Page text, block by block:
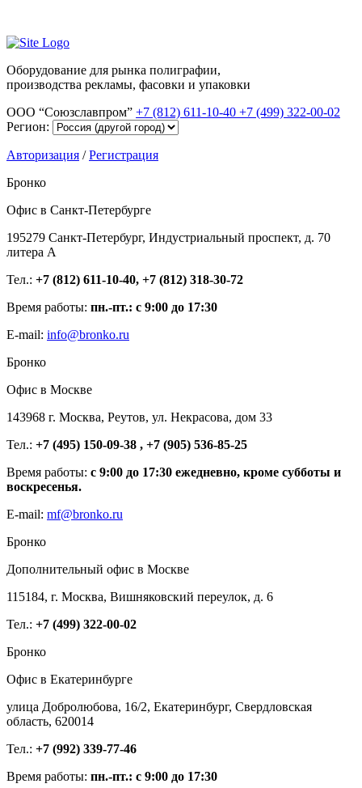
Оборудование для рынка полиграфии,
производства рекламы, фасовки и упаковки
ООО “Союзславпром” +7 (812) 611-10-40 +7 (499) 322-00-02
Регион:
Авторизация /Регистрация
Бронко
Офис в Санкт-Петербурге
195279 Санкт-Петербург, Индустриальный проспект, д. 70
литера А
Тел.: +7 (812) 611-10-40, +7 (812) 318-30-72
Время работы: пн.-пт.: с 9:00 до 17:30
E-mail: info@bronko.ru
Бронко
Офис в Москве
143968 г. Москва, Реутов, ул. Некрасова, дом 33
Тел.: +7 (495) 150-09-38 , +7 (905) 536-85-25
Время работы: с 9:00 до 17:30 ежедневно, кроме субботы и
воскресенья.
E-mail: mf@bronko.ru
Бронко
Дополнительный офис в Москве
115184, г. Москва, Вишняковский переулок, д. 6
Тел.: +7 (499) 322-00-02
Бронко
Офис в Екатеринбурге
улица Добролюбова, 16/2, Екатеринбург, Свердловская
область, 620014
Тел.: +7 (992) 339-77-46
Время работы: пн.-пт.: с 9:00 до 17:30